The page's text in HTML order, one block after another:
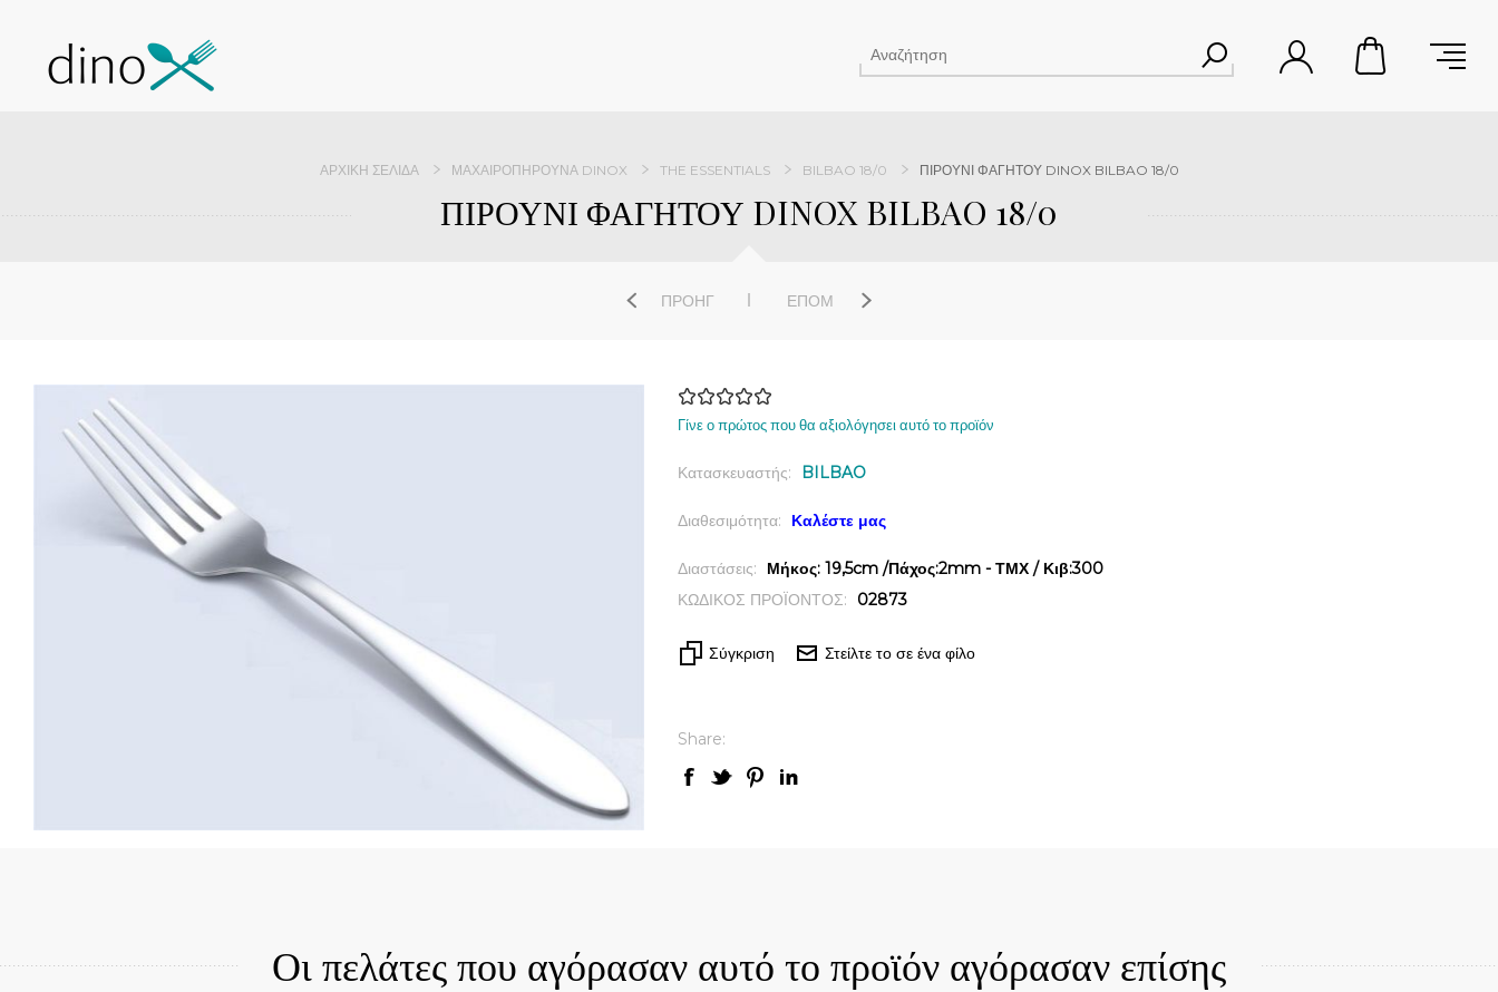
ΑΡΧΙΚΉ ΣΕΛΊΔΑ ΜΑΧΑΙΡΟΠΉΡΟΥΝΑ DINOX THE ESSENTIALS BILBAO 18/0 ΠΙΡΟΥΝΙ ΦΑΓΗΤΟΥ DINOX BILBAO 18/0
ΠΙΡΟΥΝΙ ΦΑΓΗΤΟΥ DINOX BILBAO 18/0
ΠΡΟΗΓ ΕΠΌΜ
Γίνε ο πρώτος που θα αξιολόγησει αυτό το προϊόν
Κατασκευαστής: BILBAO
Διαθεσιμότητα: Καλέστε μας
Διαστάσεις:
Μήκος: 19,5cm /Πάχος:2mm - ΤΜΧ / Κιβ:300
ΚΩΔΙΚΟΣ ΠΡΟΪΟΝΤΟΣ:
02873
Σύγκριση Στείλτε το σε ένα φίλο
Share:
Οι πελάτες που αγόρασαν αυτό το προϊόν αγόρασαν επίσης